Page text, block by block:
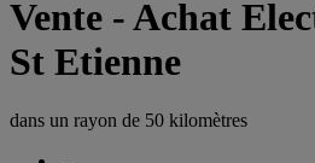
Vente - Achat
St Etienne
dans un rayon de 50 kilomètres